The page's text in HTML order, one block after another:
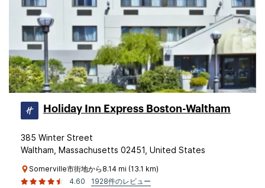
Holiday Inn Express Boston-Waltham
385 Winter Street
Waltham, Massachusetts 02451, United States
Somerville市街地から8.14 mi (13.1 km)
4.60
1928件のレビュー